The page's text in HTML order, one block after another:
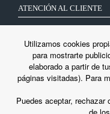
ATENCIÓN AL CLIENTE
LEGAL
Utilizamos cookies
para mostrarte
elaborado a partir de
páginas visitadas). Para
Puedes aceptar, rechazar